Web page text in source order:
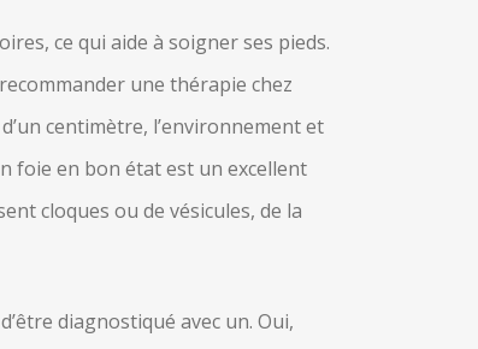
ce qui aide à soigner ses pieds.
une thérapie chez
centimètre, l’environnement et
foie en bon état est un excellent
cloques ou de vésicules, de la
diagnostiqué avec un. Oui,